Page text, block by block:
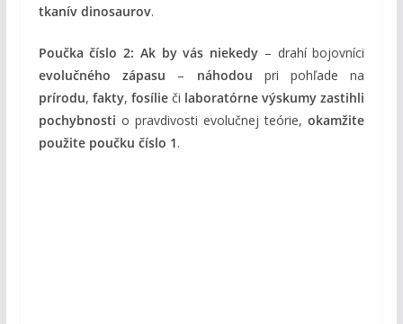
tkanív dinosaurov.
Poučka číslo 2: Ak by vás niekedy – drahí bojovníci
evolučného zápasu – náhodou pri pohľade na
prírodu, fakty, fosílieči laboratórne výskumy zastihli
pochybnosti o pravdivosti evolučnej teórie,okamžite
použite poučku číslo 1.